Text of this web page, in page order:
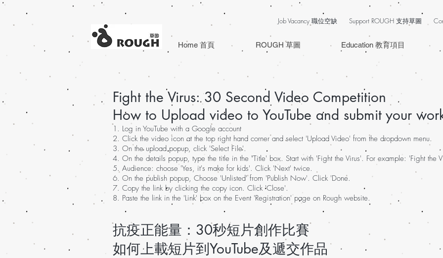
Home 首頁 ROUGH 草圖 Education 教育項目
Job Vacancy 職位空缺 Support ROUGH 支持草圖
Fight the Virus: 30 Second Video Competition
How to Upload video to YouTube and submit your
1. Log in YouTube with a Google account
2. Click the video icon at the top right hand corner and select 'Upload Video' from the dropdown menu.
3. On the upload popup, click 'Select File'.
4. On the details popup, type the title in the "Title' box. Start with 'Fight the Virus'. For example: 'Fight the
5. Audience: choose 'Yes, it's make for kids'. Click 'Next' twice.
6. On the publish popup, Choose 'Unlisted' from 'Publish Now'. Click 'Done.
7. Copy the link by clicking the copy icon. Click 'Close'.
8. Paste the link in the 'Link' box on the Event 'Registration' page on Rough website.
抗疫正能量：30秒短片創作比賽
如何上載短片到YouTube及遞交作品